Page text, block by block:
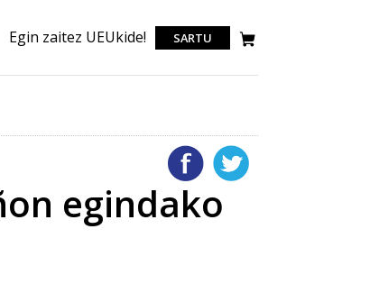
Egin zaitez UEUkide! SARTU
egindako